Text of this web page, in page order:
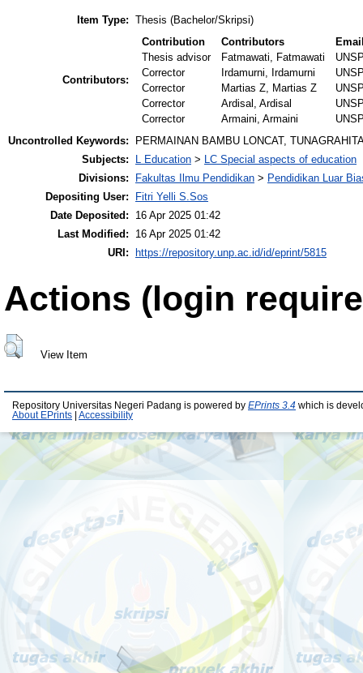
Item Type: Thesis (Bachelor/Skripsi)
Contributors:
Contribution Contributors
Thesis advisor
Fatmawati, Fatmawati
Corrector
Irdamurni, Irdamurni
Corrector
Martias Z, Martias Z
Corrector
Ardisal, Ardisal
Corrector
Armaini, Armaini
Uncontrolled Keywords:
PERMAINAN BAMBU LONCAT,
Subjects:
L Education > LC Special aspects of education
Divisions:
Fakultas Ilmu Pendidikan > Pendidikan Luar
Depositing User:
Fitri Yelli S.Sos
Date Deposited:
16 Apr 2025 01:42
Last Modified:
16 Apr 2025 01:42
URI:
https://repository.unp.ac.id/id/eprint/5815
Actions (login
View Item
Repository Universitas Negeri Padang is powered by EPrints 3.4 which is
About EPrints
Accessibility